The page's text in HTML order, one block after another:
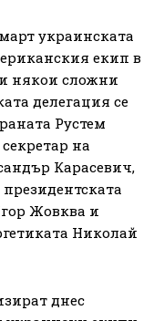
украинската
екип в
някои сложни
делегация се
Рустем
на
Карасевич,
Жовква и
Николай
днес